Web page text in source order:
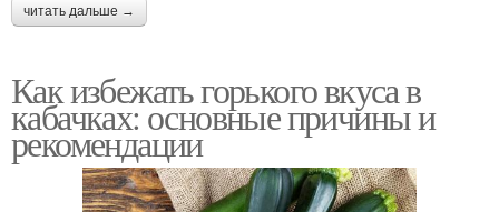
читать дальше →
Как избежать горького вкуса в
кабачках: основные причины и
рекомендации